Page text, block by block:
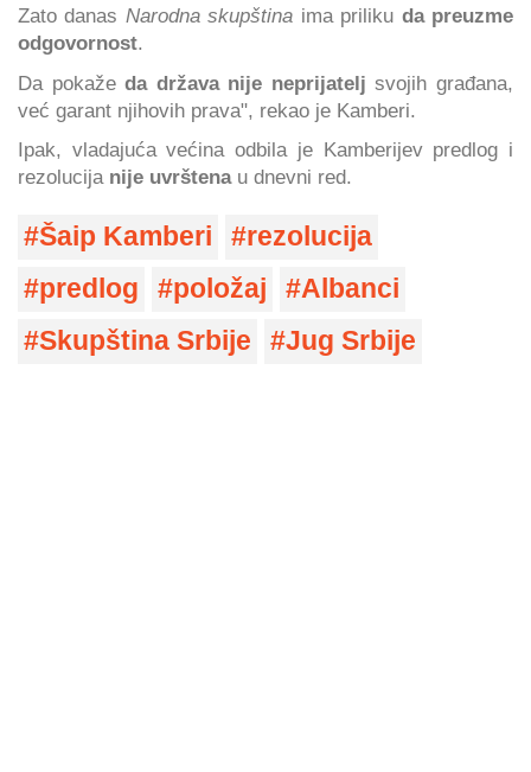
Zato danas Narodna skupština ima priliku da preuzme
odgovornost.
Da pokažeda država nije neprijateljsvojih građana,
već garant njihovih prava", rekao je Kamberi.
Ipak, vladajuća većina odbila je Kamberijev predlog i
rezolucija nije uvrštenau dnevni red.
Šaip Kamberi
rezolucija
predlog
položaj
Albanci
Skupština Srbije
Jug Srbije